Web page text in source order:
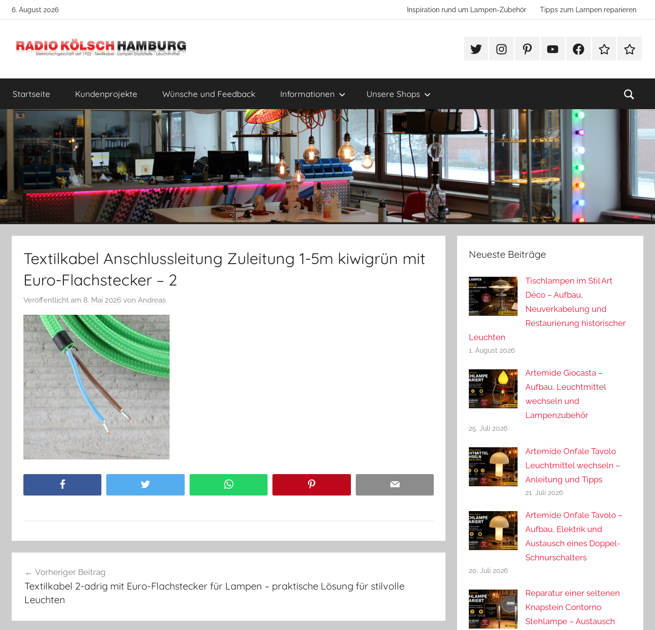
Zum6. August 2026 Inspiration rund um Lampen-Zubehör Tipps zum Lampen reparieren
Radio
Kölsch
Hamburg
Lampenbau
Tipps
#TwitterInstagramPinterestYouTubeFacebook
TikTok
Startseite Kundenprojekte Wünsche und Feedback Informationen Unsere Shops
Textilkabel Anschlussleitung Zuleitung 1-5m kiwigrün mit
Euro-Flachstecker – 2
Veröffentlicht am 8. Mai 2026 von Andreas
Twitter WhatsApp Email
Vorheriger Beitrag
Textilkabel 2-adrig mit Euro-Flachstecker für Lampen – praktische Lösung für stilvolle
Leuchten
Neueste Beiträge
Tischlampen im Stil Art
Déco – Aufbau,
Neuverkabelung und
Restaurierung historischer
Leuchten
1. August 2026
Artemide Giocasta –
Aufbau, Leuchtmittel
wechseln und
Lampenzubehör
25. Juli 2026
Artemide Onfale Tavolo
Leuchtmittel wechseln –
Anleitung und Tipps
21. Juli 2026
Artemide Onfale Tavolo –
Aufbau, Elektrik und
Austausch eines Doppel-
Schnurschalters
20. Juli 2026
Reparatur einer seltenen
Knapstein Contorno
Stehlampe – Austausch